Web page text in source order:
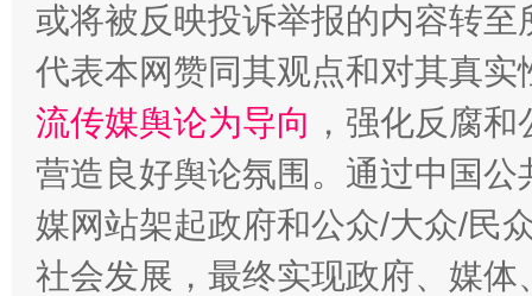
完善运行机制助力责任有效落实 一纸欠
或将被反映投诉举报的内容转
代表本网赞同其观点和对其真实
流传媒舆论为导向 ，强化反腐
营造良好舆论氛围。通过中国
媒网站架起政府和公众/大众/民
社会发展，最终实现政府、媒